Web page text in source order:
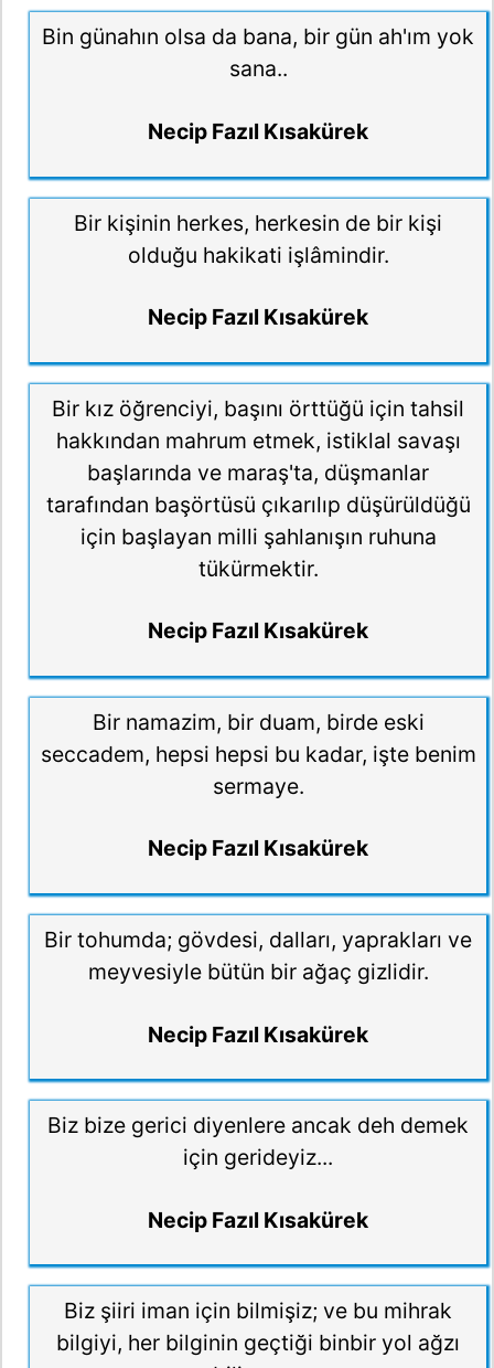
Bin günahın olsa da bana, bir gün ah'ım yok
sana..
Necip Fazıl Kısakürek
Bir kişinin herkes, herkesin de bir kişi
olduğu hakikati işlâmindir.
Necip Fazıl Kısakürek
Bir kız öğrenciyi, başını örttüğü için tahsil
hakkından mahrum etmek, istiklal savaşı
başlarında ve maraş'ta, düşmanlar
tarafından başörtüsü çıkarılıp düşürüldüğü
için başlayan milli şahlanışın ruhuna
tükürmektir.
Necip Fazıl Kısakürek
Bir namazim, bir duam, birde eski
seccadem, hepsi hepsi bu kadar, işte benim
sermaye.
Necip Fazıl Kısakürek
Bir tohumda; gövdesi, dalları, yaprakları ve
meyvesiyle bütün bir ağaç gizlidir.
Necip Fazıl Kısakürek
Biz bize gerici diyenlere ancak deh demek
için gerideyiz...
Necip Fazıl Kısakürek
Biz şiiri iman için bilmişiz; ve bu mihrak
bilgiyi, her bilginin geçtiği binbir yol ağzı